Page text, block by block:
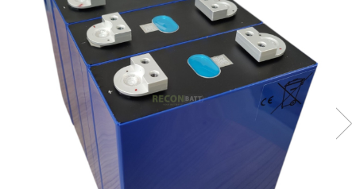
Baterie Utilaje Industriale
Baterie barca
Baterie rulota
Celule Li-ion
Celule LFP
Baterie masinute